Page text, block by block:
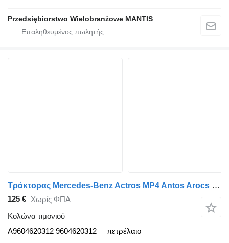
Przedsiębiorstwo Wielobranżowe MANTIS
Τράκτορας Mercedes-Benz Actros MP4 Antos Arocs (2012-) για κολώνα τιμονιού Volvo Actros MP4 1840 (01.12-) A9604620312
125 € Χωρίς ΦΠΑ
Κολώνα τιμονιού
A9604620312 9604620312
πετρέλαιο